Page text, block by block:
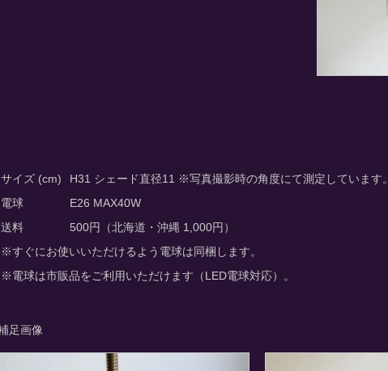
サイズ (cm)
H31 シェード直径11 ※写真撮影時の角度にて測定しています。
電球
E26 MAX40W
送料
500円（北海道・沖縄 1,000円）
※すぐにお使いいただけるよう電球は同梱します。
※電球は市販品をご利用いただけます（LED電球対応）。